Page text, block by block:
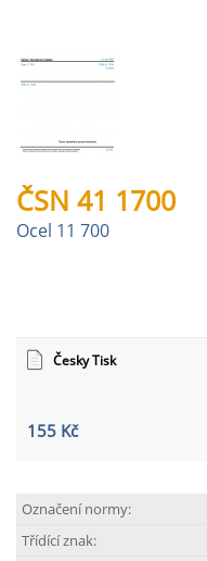
ČSN 41 1700
Ocel 11 700
Česky Tisk
155 Kč
Označení normy:
Třídící znak: